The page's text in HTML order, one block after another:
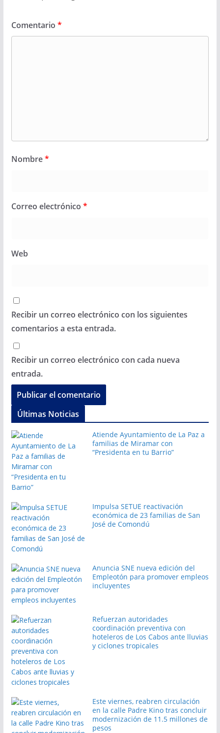
Comentario *
Nombre*
Correo electrónico *
Web
Recibir un correo electrónico con los siguientes
comentarios a esta entrada.
Recibir un correo electrónico con cada nueva
entrada.
Últimas Noticias
Atiende Ayuntamiento de La Paz a
familias de Miramar con
“Presidenta en tu Barrio”
Impulsa SETUE reactivación
económica de 23 familias de San
José de Comondú
Anuncia SNE nueva edición del
Empleotón para promover empleos
incluyentes
Refuerzan autoridades
coordinación preventiva con
hoteleros de Los Cabos ante lluvias
y ciclones tropicales
Este viernes, reabren circulación
en la calle Padre Kino tras concluir
modernización de 11.5 millones de
pesos